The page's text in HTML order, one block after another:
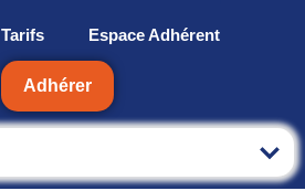
Tarifs Espace Adhérent
Adhérer